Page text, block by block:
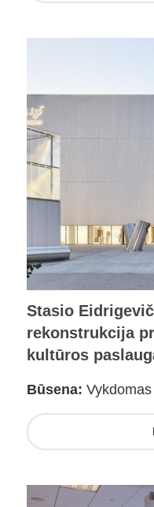
Stasio
rekonstrukcija
kultūros
Būsena: Vykdomas